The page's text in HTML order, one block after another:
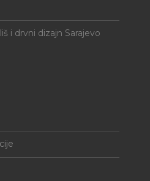
i drvni dizajn Sarajevo